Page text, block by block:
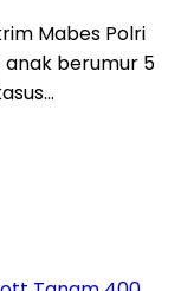
Mabes Polri
anak berumur 5